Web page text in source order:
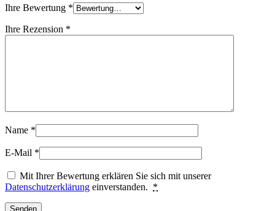
Ihre Bewertung *
Ihre Rezension *
Name *
E-Mail *
Mit Ihrer Bewertung erklären Sie sich mit unserer
Datenschutzerklärung einverstanden. *